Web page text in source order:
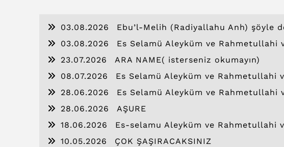
03.08.2026
Ebu’l-Melih (Radiyallahu Anh) şöyle
03.08.2026
Es Selamü Aleyküm ve Rahmetullahi
23.07.2026
ARA NAME( isterseniz okumayın)
08.07.2026
Es Selamü Aleyküm ve Rahmetullahi
28.06.2026
Es Selamü Aleyküm ve Rahmetullahi
28.06.2026
AŞURE
18.06.2026
Es-selamu Aleyküm ve Rahmetullahi
10.05.2026
ÇOK ŞAŞIRACAKSINIZ